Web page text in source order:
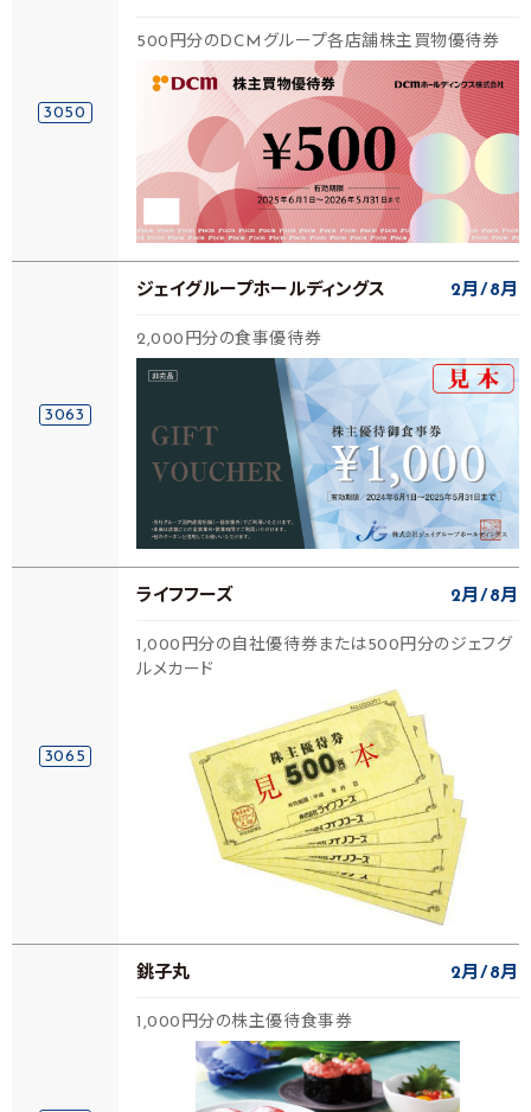
3050
500円分のDCMグループ各店舗株主買物優待券
3063
ジェイグループホールディングス 2月 8月
2,000円分の食事優待券
3065
ライフフーズ 2月 8月
1,000円分の自社優待券または500円分のジェフグ
ルメカード
銚子丸 2月 8月
1,000円分の株主優待食事券